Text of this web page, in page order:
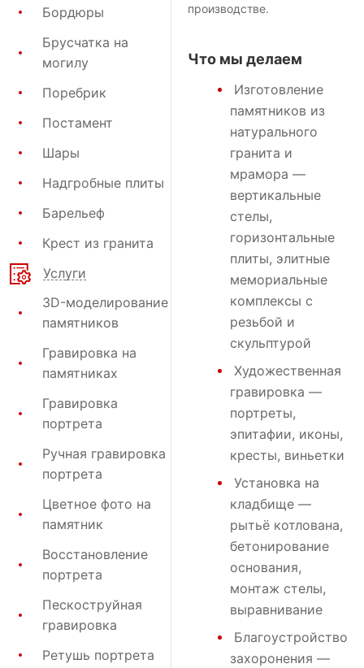
Бордюры
Брусчатка на
могилу
Поребрик
Постамент
Шары
Надгробные плиты
Барельеф
Крест из гранита
Услуги
3D-моделирование
памятников
Гравировка на
памятниках
Гравировка
портрета
Ручная гравировка
портрета
Цветное фото на
памятник
Восстановление
портрета
Пескоструйная
гравировка
Ретушь портрета
производстве.
Что мы делаем
Изготовление
памятников из
натурального
гранита и
мрамора —
вертикальные
стелы,
горизонтальные
плиты, элитные
мемориальные
комплексы с
резьбой и
скульптурой
Художественная
гравировка —
портреты,
эпитафии, иконы,
кресты, виньетки
Установка на
кладбище —
рытьё котлована,
бетонирование
основания,
монтаж стелы,
выравнивание
Благоустройство
захоронения —